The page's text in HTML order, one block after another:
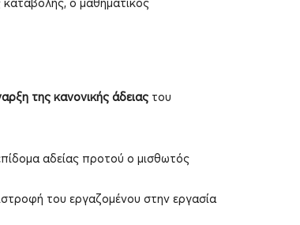
καταβολής, ο μαθηματικός
της κανονικής άδειας του
αδείας προτού ο μισθωτός
του εργαζομένου στην εργασία